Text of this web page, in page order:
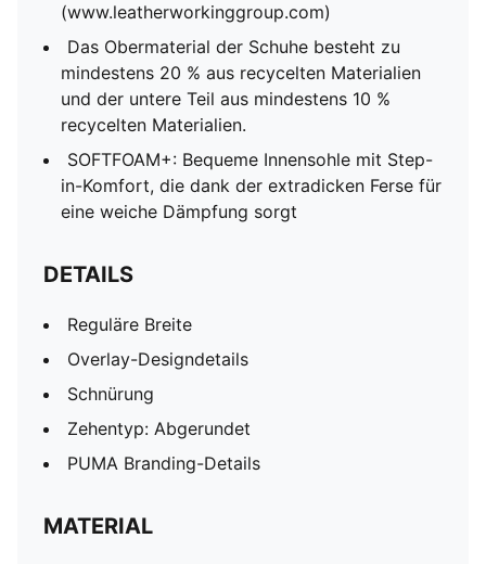
(www.leatherworkinggroup.com)
Das Obermaterial der Schuhe besteht zu
mindestens 20 % aus recycelten Materialien
und der untere Teil aus mindestens 10 %
recycelten Materialien.
SOFTFOAM+: Bequeme Innensohle mit Step-
in-Komfort, die dank der extradicken Ferse für
eine weiche Dämpfung sorgt
DETAILS
Reguläre Breite
Overlay-Designdetails
Schnürung
Zehentyp: Abgerundet
PUMA Branding-Details
MATERIAL